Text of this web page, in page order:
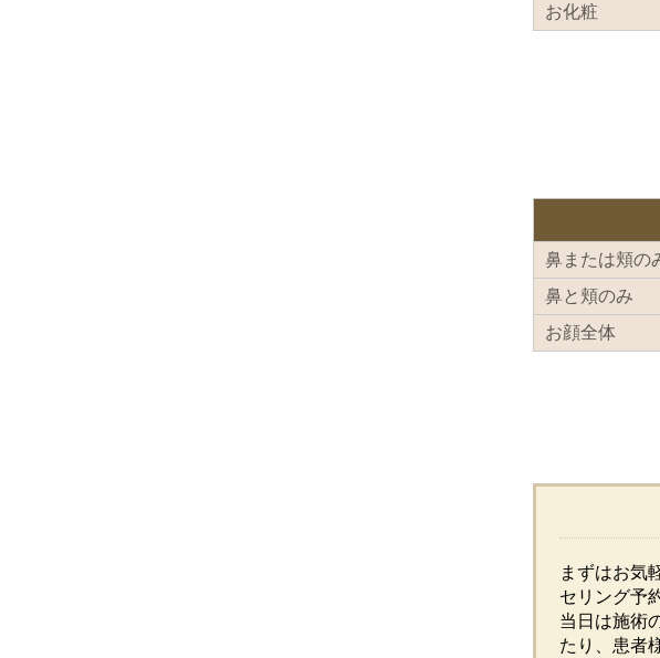
お化粧
鼻または頬の
鼻と頬のみ
お顔全体
まずはお気
セリング予
当日は施術
たり、患者